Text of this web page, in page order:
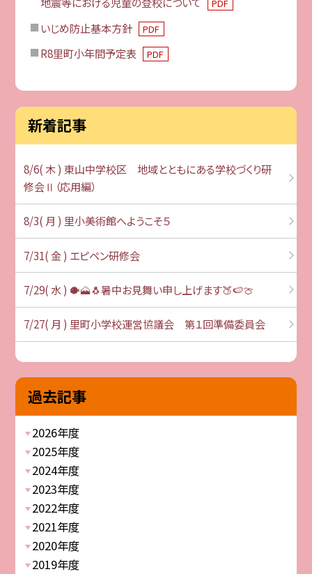
PDF
いじめ防止基本方針 PDF
R8里町小年間予定表 PDF
新着記事
8/6( 木 ) 東山中学校区 地域とともにある学校づくり研
修会Ⅱ（応用編）
8/3( 月 ) 里小美術館へようこそ５
7/31( 金 ) エピペン研修会
7/29( 水 ) 🐡🗻🐧暑中お見舞い申し上げます🍑🍉🍈
7/27( 月 ) 里町小学校運営協議会 第１回準備委員会
過去記事
2026年度
2025年度
2024年度
2023年度
2022年度
2021年度
2020年度
2019年度